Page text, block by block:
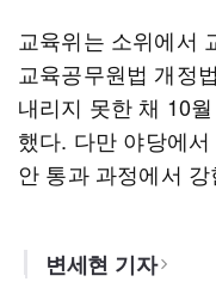
교육위는 소위에서
교육공무원법 개정
내리지 못한 채 10
했다. 다만 야당에
안 통과 과정에서
변세현 기자